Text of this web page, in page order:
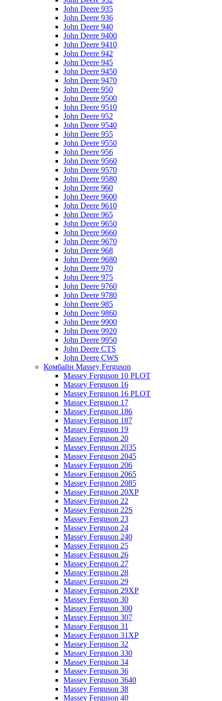
John Deere 935
John Deere 936
John Deere 940
John Deere 9400
John Deere 9410
John Deere 942
John Deere 945
John Deere 9450
John Deere 9470
John Deere 950
John Deere 9500
John Deere 9510
John Deere 952
John Deere 9540
John Deere 955
John Deere 9550
John Deere 956
John Deere 9560
John Deere 9570
John Deere 9580
John Deere 960
John Deere 9600
John Deere 9610
John Deere 965
John Deere 9650
John Deere 9660
John Deere 9670
John Deere 968
John Deere 9680
John Deere 970
John Deere 975
John Deere 9760
John Deere 9780
John Deere 985
John Deere 9860
John Deere 9900
John Deere 9920
John Deere 9950
John Deere CTS
John Deere CWS
Комбайн Massey Ferguson
Massey Ferguson 10 PLOT
Massey Ferguson 16
Massey Ferguson 16 PLOT
Massey Ferguson 17
Massey Ferguson 186
Massey Ferguson 187
Massey Ferguson 19
Massey Ferguson 20
Massey Ferguson 2035
Massey Ferguson 2045
Massey Ferguson 206
Massey Ferguson 2065
Massey Ferguson 2085
Massey Ferguson 20XP
Massey Ferguson 22
Massey Ferguson 22S
Massey Ferguson 23
Massey Ferguson 24
Massey Ferguson 240
Massey Ferguson 25
Massey Ferguson 26
Massey Ferguson 27
Massey Ferguson 28
Massey Ferguson 29
Massey Ferguson 29XP
Massey Ferguson 30
Massey Ferguson 300
Massey Ferguson 307
Massey Ferguson 31
Massey Ferguson 31XP
Massey Ferguson 32
Massey Ferguson 330
Massey Ferguson 34
Massey Ferguson 36
Massey Ferguson 3640
Massey Ferguson 38
Massey Ferguson 40